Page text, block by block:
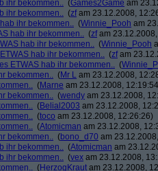
ihr bekommen.. (Games2Game am
ihr bekommen.. (zfam 23.12.2008,
ihr bekommen.. (Winnie_Pooh am
hab ihr bekommen.. (zfam
hab ihr bekommen.. (Winnie_Pooh
hab ihr bekommen.. (zfam
ETWAS hab ihr bekommen.. (
bekommen.. (Mr L am 23.12.2008,
(Marne am 23.12.2008,
bekommen.. (wendy am 23.12.2008,
(Belial2003 am 23.12.2008,
(toco am 23.12.2008, 12:26:26)
(Atomicman am 23.12.2008,
bekommen.. (bono_d70 am
ihr bekommen.. (Atomicman am
ihr bekommen.. (vex am 23.12.2008,
(HerzogKraut am 23.12.2008,